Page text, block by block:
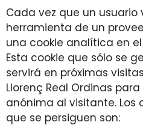
Cada vez que un usuario
herramienta de un
una cookie analítica en
Esta cookie que sólo se
servirá en próximas
Llorenç Real Ordinas
anónima al visitante. Los
que se persiguen son: